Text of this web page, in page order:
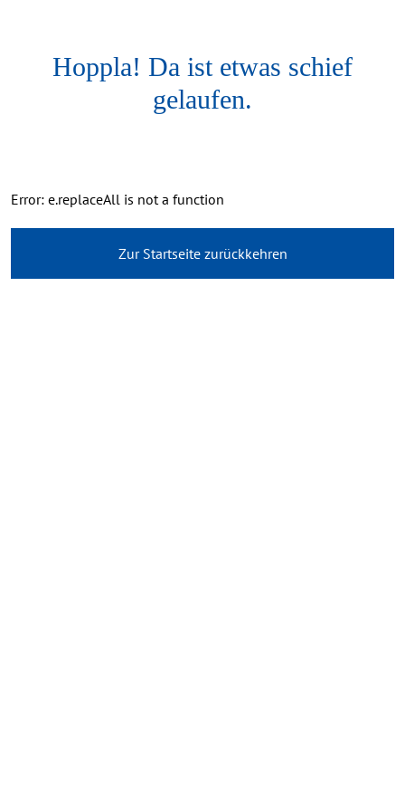
Hoppla! Da ist etwas schief
gelaufen.
Error: e.replaceAll is not a function
Zur Startseite zurückkehren